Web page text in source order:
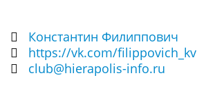
Константин Филиппович
https://vk.com/filippovich_kv
club@hierapolis-info.ru